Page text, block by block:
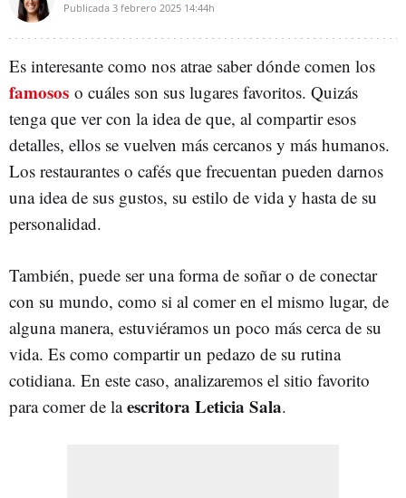
Publicada 3 febrero 2025 14:44h
Es interesante como nos atrae saber dónde comen los
famosos o cuáles son sus lugares favoritos. Quizás
tenga que ver con la idea de que, al compartir esos
detalles, ellos se vuelven más cercanos y más humanos.
Los restaurantes o cafés que frecuentan pueden darnos
una idea de sus gustos, su estilo de vida y hasta de su
personalidad.
También, puede ser una forma de soñar o de conectar
con su mundo, como si al comer en el mismo lugar, de
alguna manera, estuviéramos un poco más cerca de su
vida. Es como compartir un pedazo de su rutina
cotidiana. En este caso, analizaremos el sitio favorito
para comer de laescritora Leticia Sala.